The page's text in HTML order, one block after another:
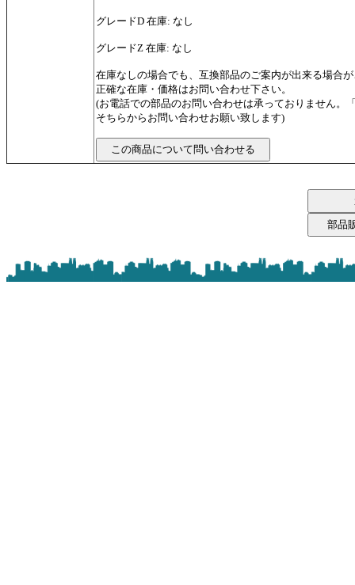
グレードD 在庫: なし
グレードZ 在庫: なし
在庫なしの場合でも、互換部品のご案内が出来る場合
正確な在庫・価格はお問い合わせ下さい。
(お電話での部品のお問い合わせは承っておりません。
そちらからお問い合わせお願い致します)